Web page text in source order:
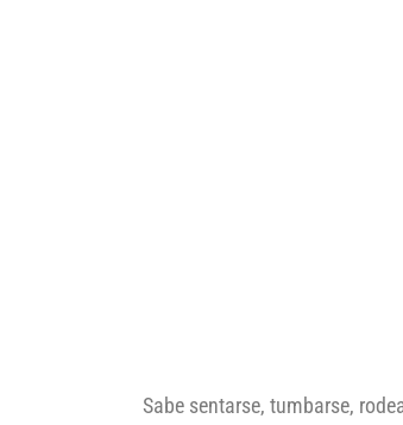
Sabe sentarse, tumbarse,